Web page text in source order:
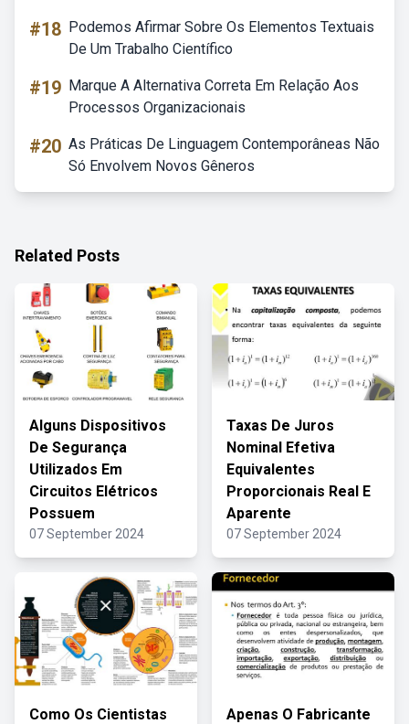
#18 Podemos Afirmar Sobre Os Elementos Textuais
De Um Trabalho Científico
#19 Marque A Alternativa Correta Em Relação Aos
Processos Organizacionais
#20 As Práticas De Linguagem Contemporâneas Não
Só Envolvem Novos Gêneros
Related Posts
Alguns Dispositivos
De Segurança
Utilizados Em
Circuitos Elétricos
Possuem
07 September 2024
Taxas De Juros
Nominal Efetiva
Equivalentes
Proporcionais Real E
Aparente
07 September 2024
Como Os Cientistas Apenas O Fabricante